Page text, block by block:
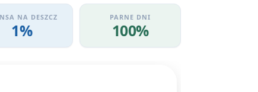
NA DESZCZ
1%
PARNE DNI
100%